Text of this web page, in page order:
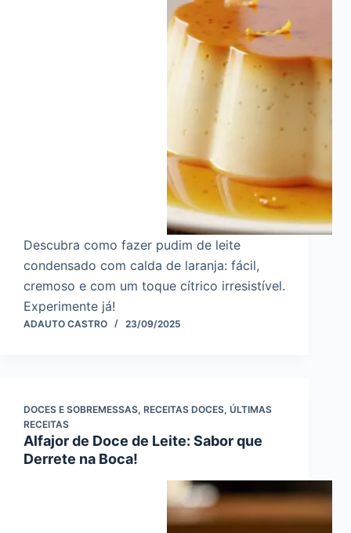
Descubra como fazer pudim de leite
condensado com calda de laranja: fácil,
cremoso e com um toque cítrico irresistível.
Experimente já!
ADAUTO CASTRO 23/09/2025
DOCES E SOBREMESSAS, RECEITAS DOCES, ÚLTIMAS
RECEITAS
Alfajor de Doce de Leite: Sabor que
Derrete na Boca!